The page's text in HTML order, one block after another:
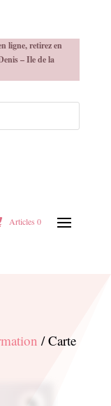
ligne, retirez en
– Ile de la
Articles 0
/ Carte